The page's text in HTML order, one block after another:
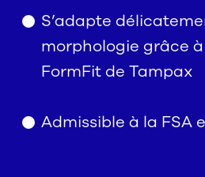
S’adapte
morphologie grâce
FormFit de Tampax
Admissible à la FSA